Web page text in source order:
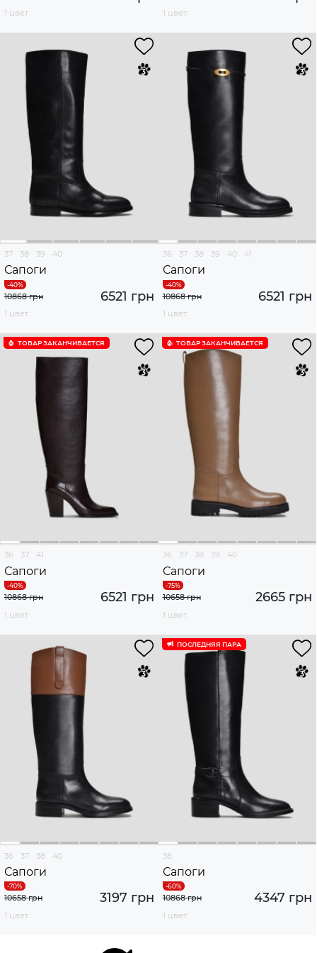
1 цвет
1 цвет
37 38 39 40
Сапоги
6521 грн
10868 грн
1 цвет
36 37 38 39 40 41
Сапоги
6521 грн
10868 грн
1 цвет
ТОВАР ЗАКАНЧИВАЕТСЯ
36 37 41
Сапоги
6521 грн
10868 грн
1 цвет
ТОВАР ЗАКАНЧИВАЕТСЯ
36 37 38 39 40
Сапоги
2665 грн
10658 грн
1 цвет
36 37 38 40
Сапоги
3197 грн
10658 грн
1 цвет
ПОСЛЕДНЯЯ ПАРА
38
Сапоги
4347 грн
10868 грн
1 цвет